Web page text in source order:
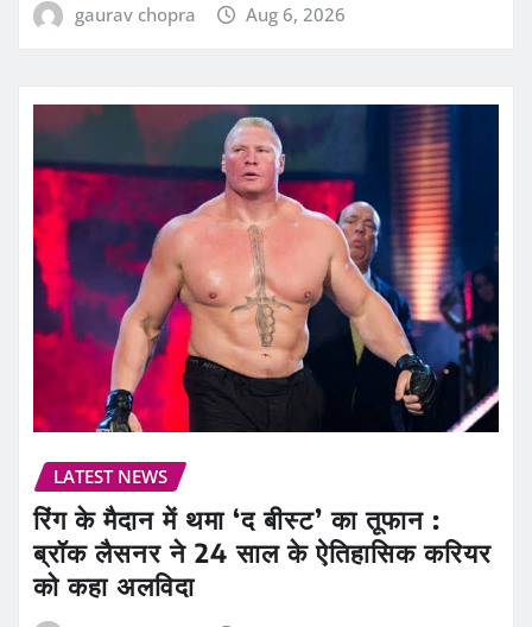
gaurav chopra Aug 6, 2026
LATEST NEWS
रिंग के मैदान में थमा ‘द बीस्ट’ का तूफान :
ब्रॉक लैसनर ने 24 साल के ऐतिहासिक करियर
को कहा अलविदा